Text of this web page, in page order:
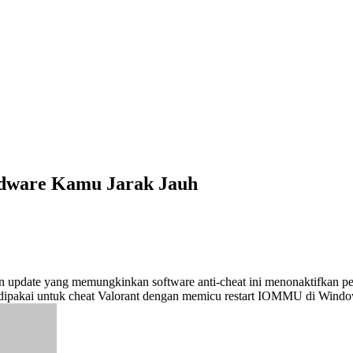
Kamu Jarak Jauh
yang memungkinkan software anti-cheat ini menonaktifkan
untuk cheat Valorant dengan memicu restart IOMMU di